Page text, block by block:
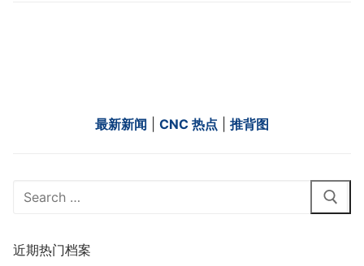
最新新闻 CNC 热点 推背图
Search
近期热门档案